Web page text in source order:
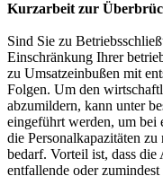
Kurzarbeit zur
Sind Sie zu
Einschränkung Ihrer
zu Umsatzeinbußen mit
Folgen. Um den
abzumildern, kann unter
eingeführt werden, um bei
die Personalkapazitäten
bedarf. Vorteil ist, dass
entfallende oder